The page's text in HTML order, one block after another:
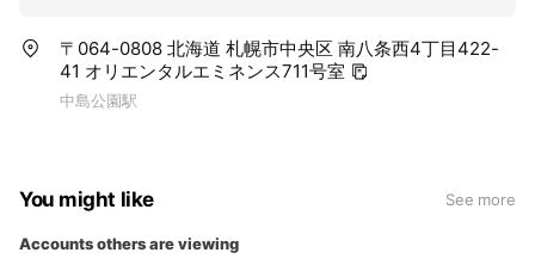
〒064-0808 北海道 札幌市中央区 南八条西4丁目422-
41 オリエンタルエミネンス711号室
中島公園駅
You might like See more
Accounts others are viewing